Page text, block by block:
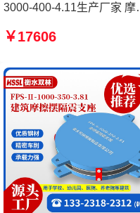
3000-400-4.11生产厂家 摩
厂家 摩擦摆隔震支座FPSII-
摆隔震支座FPSII-6000-
4.11厂家
￥17606